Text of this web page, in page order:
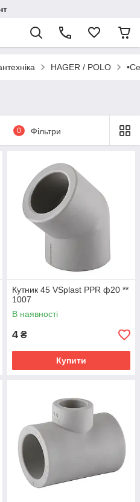
HAGER / POLO
0 Фільтри
Кутник 45 VSplast PPR ф20 **
1007
В наявності
4 ₴
Купити